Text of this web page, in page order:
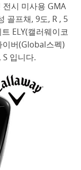
시 미사용 GMA
골프채, 9도, R , 5
ELY(캘러웨이코
이버(Global스펙)
S 입니다.